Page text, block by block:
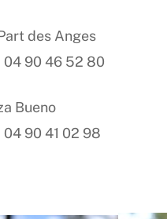
des Anges
04 90 46 52 80
Bueno
04 90 41 02 98